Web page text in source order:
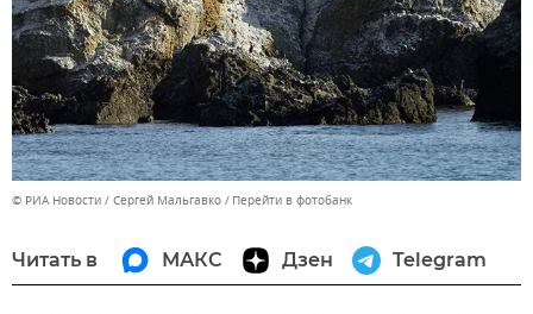
© РИА Новости / Сергей Мальгавко Перейти в фотобанк
Читать в МАКС Дзен Telegram